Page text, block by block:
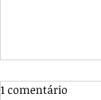
1 comentário